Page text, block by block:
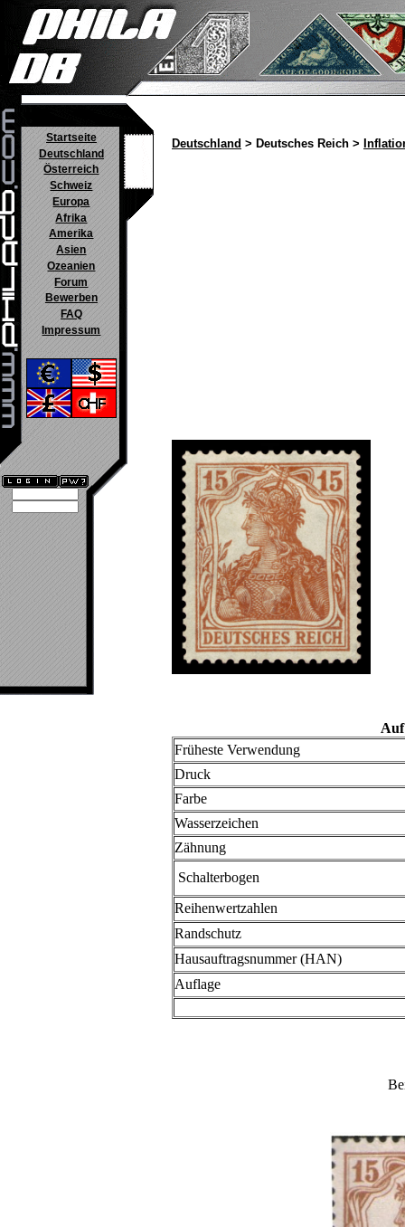
Startseite
Deutschland
Österreich
Schweiz
Europa
Afrika
Amerika
Asien
Ozeanien
Forum
Bewerben
FAQ
Impressum
Deutschland > Deutsches Reich >
Früheste Verwendung
Druck
Farbe
Wasserzeichen
Zähnung
Schalterbogen
Reihenwertzahlen
Randschutz
Hausauftragsnummer (HAN)
Auflage